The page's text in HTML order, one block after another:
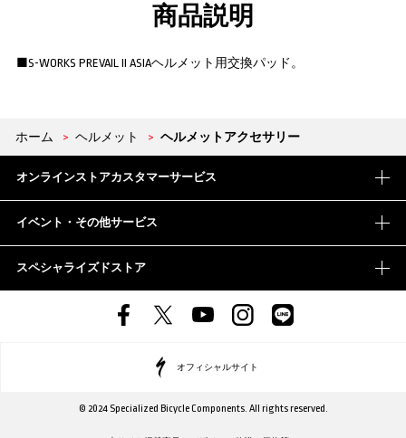
商品説明
■S-WORKS PREVAIL II ASIAヘルメット用交換パッド。
ホーム > ヘルメット > ヘルメットアクセサリー
オンラインストアカスタマーサービス
イベント・その他サービス
スペシャライズドストア
オフィシャルサイト
© 2024 Specialized Bicycle Components. All rights reserved.